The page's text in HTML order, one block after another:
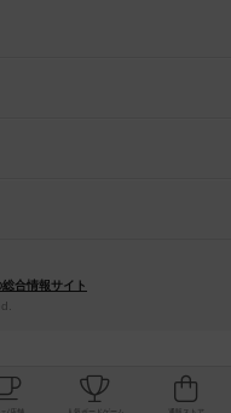
合情報サイト